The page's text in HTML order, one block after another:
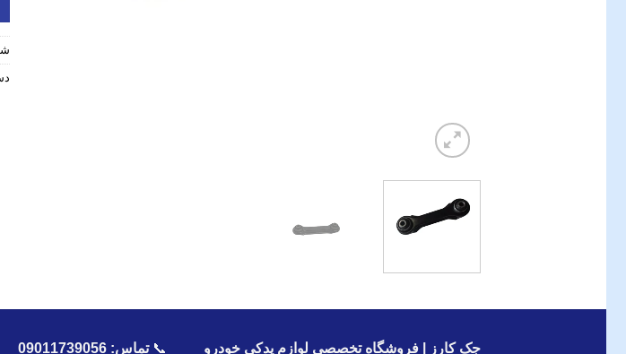
جک کارز | فروشگاه تخصصی لوازم یدکی خودرو 📞تماس: 09011739056